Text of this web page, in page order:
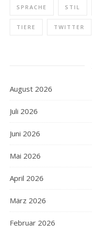
SPRACHE STIL
TIERE TWITTER
August 2026
Juli 2026
Juni 2026
Mai 2026
April 2026
März 2026
Februar 2026